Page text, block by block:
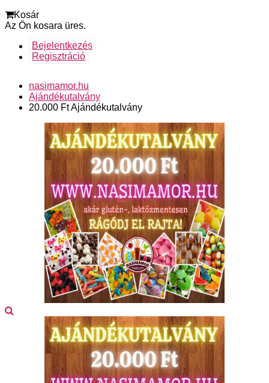
Kosár
Az Ön kosara üres.
Bejelentkezés
Regisztráció
nasimamor.hu
Ajándékutalvány
20.000 Ft Ajándékutalvány